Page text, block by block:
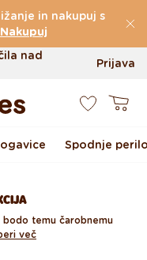
in nakupuj s
Nakupuj
nad
Prijava
Košarica
Spodnje
temu čarobnemu
več